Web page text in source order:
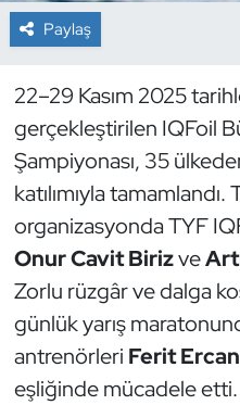
Paylaş
22–29 Kasım 2025
gerçekleştirilen IQFoil
Şampiyonası, 35
katılımıyla
organizasyonda TYF
Onur Cavit Birizve
Zorlu rüzgâr ve dalga
günlük yarış
antrenörleri Ferit Ercan
eşliğinde mücadele etti.
Dans Sporları
Dövüş Sanatı
E-Spor
Eskrim
Futbol
Futsal
Genel